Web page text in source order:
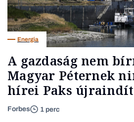
Energia
A gazdaság nem
Magyar Péternek
hírei Paks
Forbes 1 perc